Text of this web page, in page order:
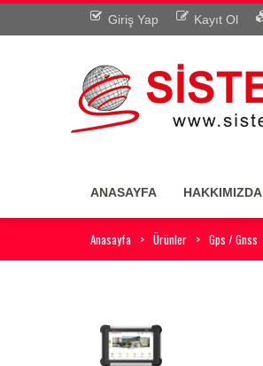
Giriş Yap Kayıt Ol
ANASAYFA HAKKIMIZDA
Anasayfa Ürünler Gps / Gnss